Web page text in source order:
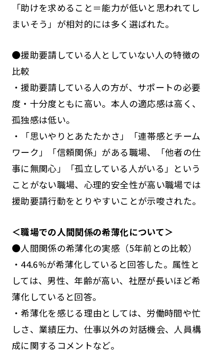
「助けを求めること＝能力が低いと思われてし
まいそう」が相対的には多く選ばれた。
●援助要請している人としていない人の特徴の
比較
・援助要請している人の方が、サポートの必要
度・十分度ともに高い。本人の適応感は高く、
孤独感は低い。
・「思いやりとあたたかさ」「連帯感とチーム
ワーク」「信頼関係」がある職場、「他者の仕
事に無関心」「孤立している人がいる」という
ことがない職場、心理的安全性が高い職場では
援助要請行動をとりやすいことが示唆された。
＜職場での人間関係の希薄化について＞
●人間関係の希薄化の実感（5年前との比較）
・44.6%が希薄化していると回答した。属性と
しては、男性、年齢が高い、社歴が長いほど希
薄化していると回答。
・希薄化を感じる理由としては、労働時間や忙
しさ、業績圧力、仕事以外の対話機会、人員構
成に関するコメントなど。